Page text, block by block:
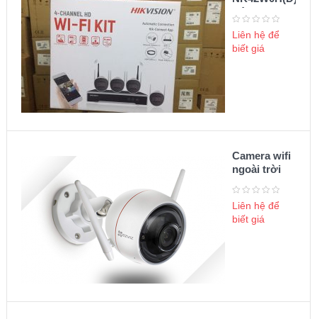
Bộ KIT
camera wifi
Liên hệ để
biết giá
Camera wifi
ngoài trời
C3W
Liên hệ để
biết giá